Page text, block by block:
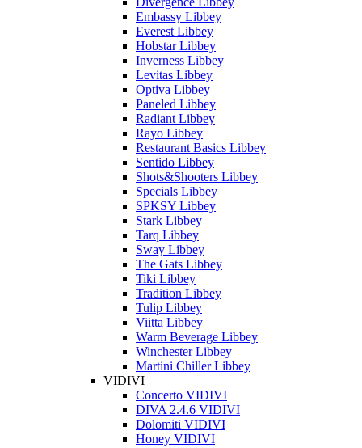
Embassy Libbey
Everest Libbey
Hobstar Libbey
Inverness Libbey
Levitas Libbey
Optiva Libbey
Paneled Libbey
Radiant Libbey
Rayo Libbey
Restaurant Basics Libbey
Sentido Libbey
Shots&Shooters Libbey
Specials Libbey
SPKSY Libbey
Stark Libbey
Tarq Libbey
Sway Libbey
The Gats Libbey
Tiki Libbey
Tradition Libbey
Tulip Libbey
Viitta Libbey
Warm Beverage Libbey
Winchester Libbey
Martini Chiller Libbey
VIDIVI
Concerto VIDIVI
DIVA 2.4.6 VIDIVI
Dolomiti VIDIVI
Honey VIDIVI